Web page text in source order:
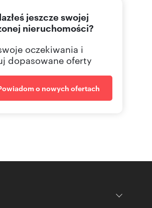
jeszcze swojej
nieruchomości?
oczekiwania i
dopasowane oferty
o nowych ofertach